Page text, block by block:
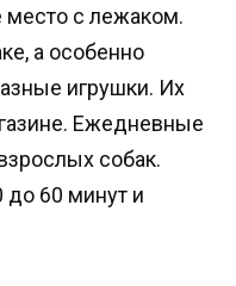
место с лежаком.
а особенно
игрушки. Их
Ежедневные
собак.
до 60 минут и